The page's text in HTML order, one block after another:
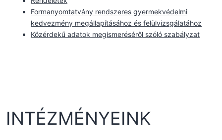
Formanyomtatvány rendszeres gyermekvédelmi
kedvezmény megállapításához és felülvizsgálatához
Közérdekű adatok megismeréséről szóló szabályzat
INTÉZMÉNYEINK